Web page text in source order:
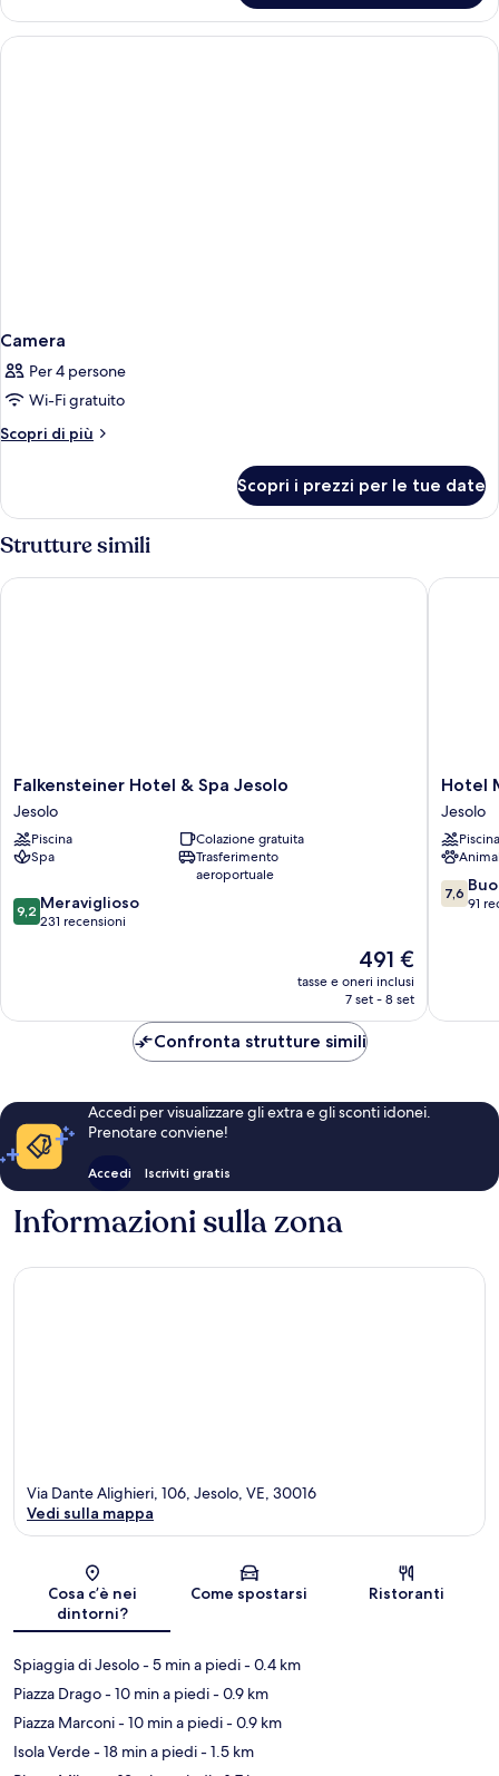
Camera
Per 4 persone
Wi-Fi gratuito
Scopri di più
Altri
Scopri i prezzi per le tue date
Strutture simili
Falkensteiner
Hotel
&
Spa
Jesolo
Falkensteiner Hotel & Spa Jesolo
Jesolo
Piscina
Colazione gratuita
Spa
Trasferimento
aeroportuale
9.2
su
9,2 Meraviglioso
231 recensioni
Il
prezzo
attuale
491 €
491 €
tasse e oneri inclusi
7 set - 8 set
Falkensteiner Hotel & Spa Jesolo
Hotel
Monaco
&
Jesolo
Hotel
Jesolo
Piscina
7.6
su
7,6
91
Hotel
Confronta strutture simili
Accedi per visualizzare gli extra e gli sconti idonei.
Prenotare conviene!
Accedi Iscriviti gratis
Informazioni sulla zona
Mappa
Via Dante Alighieri, 106, Jesolo, VE, 30016
Vedi sulla mappa
Cosa c’è nei
dintorni?
Come spostarsi Ristoranti
Spiaggia di Jesolo- 5 min a piedi- 0.4 km
Piazza Drago- 10 min a piedi- 0.9 km
Piazza Marconi- 10 min a piedi- 0.9 km
Isola Verde- 18 min a piedi- 1.5 km